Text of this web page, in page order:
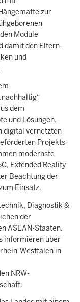
zur
Module
damit den Eltern-
und
dem
und Lösungen.
digital vernetzten
Projekts
modernste
Extended Reality
Beachtung der
Einsatz.
Diagnostik &
der
ASEAN-Staaten.
informieren über
Westfalen in
NRW-